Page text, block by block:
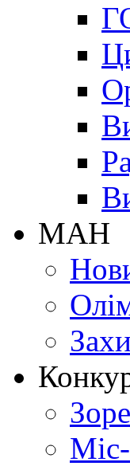
МАН
Міс-